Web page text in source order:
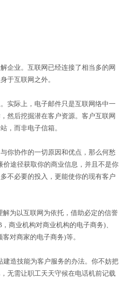
企业。互联网已经连接了相当多的网
于互联网之外。
实际上，电子邮件只是互联网络中一
然后挖掘潜在客户资源。客户互联网
，而非电子信箱。
你协作的一切原因和优点，那么何愁
途径获取你的商业信息，并且不是你
不必要的投入，更能使你的现有客户
为以互联网为依托，借助必定的信誉
商业机构对商业机构的电子商务)、
对商家的电子商务)等。
造技能为客户服务的办法。你不妨把
无需让职工天天守候在电话机前记载